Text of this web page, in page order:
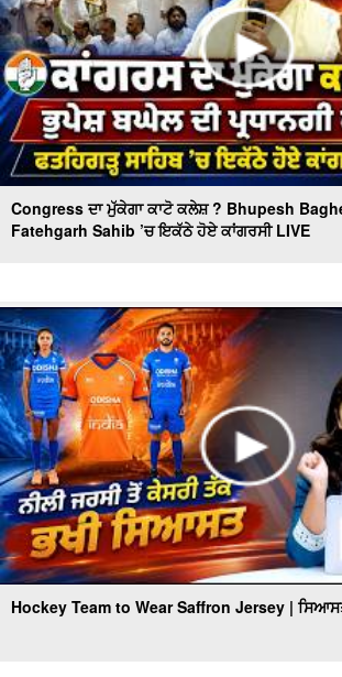
Congress ਦਾ ਮੁੱਕੇਗਾ ਕਾਟੋ ਕਲੇਸ਼ ? Bhupesh
Fatehgarh Sahib ’ਚ ਇਕੱਠੇ ਹੋਏ ਕਾਂਗਰਸੀ LIVE
Hockey Team to Wear Saffron Jersey |